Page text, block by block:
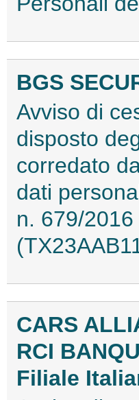
BGS
Avviso di
disposto
corredato
dati
n. 679/
CARS
RCI
Filiale